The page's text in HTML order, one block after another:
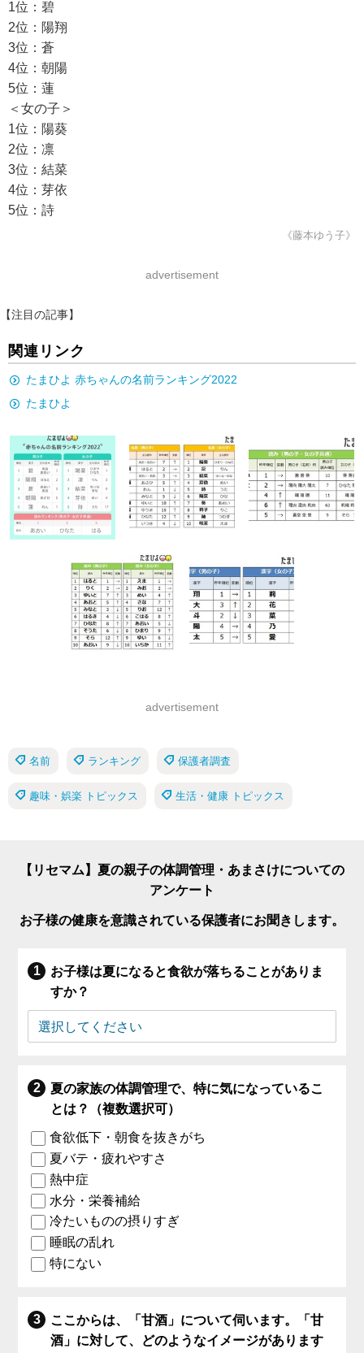
1位：碧
2位：陽翔
3位：蒼
4位：朝陽
5位：蓮
＜女の子＞
1位：陽葵
2位：凛
3位：結菜
4位：芽依
5位：詩
《藤本ゆう子》
advertisement
【注目の記事】
関連リンク
たまひよ 赤ちゃんの名前ランキング2022
たまひよ
advertisement
名前 ランキング 保護者調査
趣味・娯楽 トピックス 生活・健康 トピックス
【リセマム】夏の親子の体調管理・あまさけについての
アンケート
お子様の健康を意識されている保護者にお聞きします。
お子様は夏になると食欲が落ちることがありま
すか？
夏の家族の体調管理で、特に気になっているこ
とは？（複数選択可）
食欲低下・朝食を抜きがち
夏バテ・疲れやすさ
熱中症
水分・栄養補給
冷たいものの摂りすぎ
睡眠の乱れ
特にない
ここからは、「甘酒」について伺います。「甘
酒」に対して、どのようなイメージがあります